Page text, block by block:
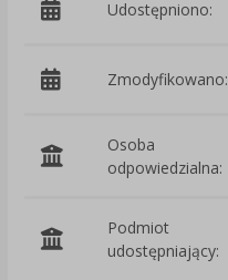
Udostępniono:
Zmodyfikowano:
Osoba
odpowiedzialna:
Podmiot
udostępniający: